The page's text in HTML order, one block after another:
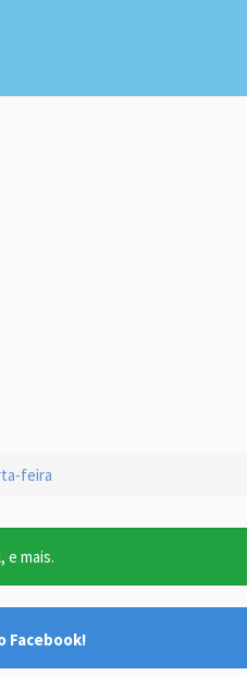
feira
e mais.
Facebook!